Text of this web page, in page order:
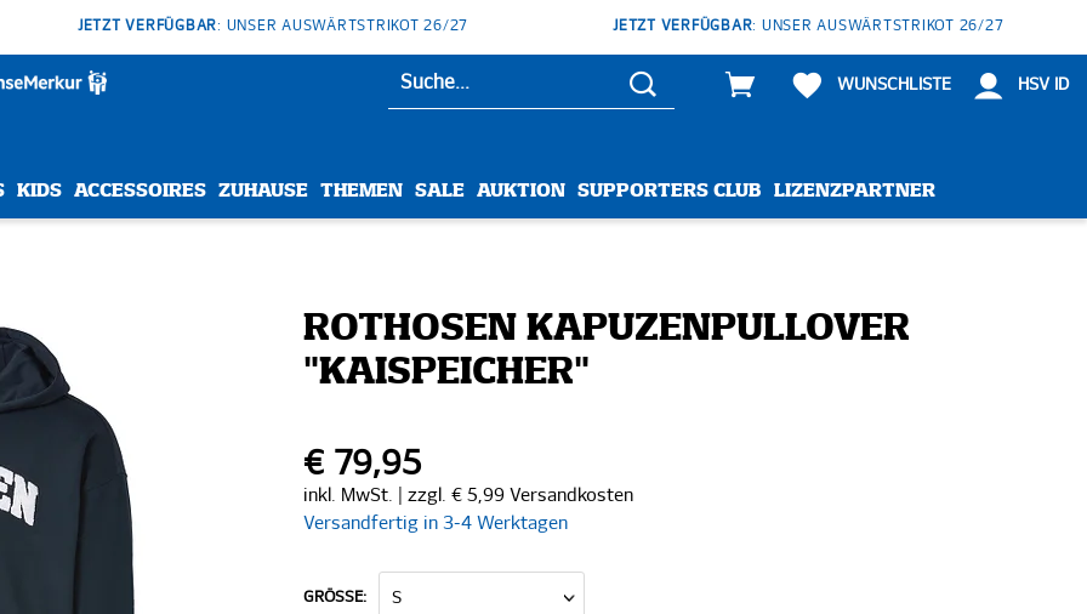
JETZT VERFÜGBAR: UNSER AUSWÄRTSTRIKOT 26/27 JETZT VERFÜGBAR: UNSER AUSWÄRTSTRIKOT 26/27
WUNSCHLISTE HSV ID
KIDS ACCESSOIRES ZUHAUSE THEMEN SALE AUKTION SUPPORTERS CLUB LIZENZPARTNER
ROTHOSEN KAPUZENPULLOVER
"KAISPEICHER"
€ 79,95
inkl. MwSt. | zzgl. € 5,99 Versandkosten
Versandfertig in 3-4 Werktagen
GRÖSSE: